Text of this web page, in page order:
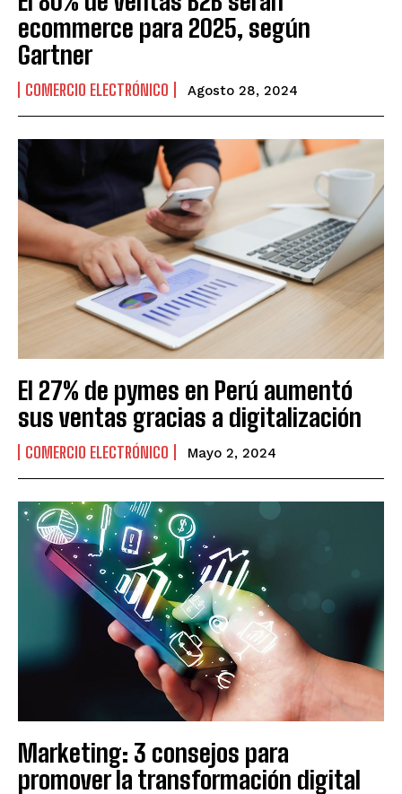
ecommerce para 2025, según
Gartner
COMERCIO ELECTRÓNICO Agosto 28, 2024
El 27% de pymes en Perú aumentó
sus ventas gracias a digitalización
COMERCIO ELECTRÓNICO Mayo 2, 2024
Marketing: 3 consejos para
promover la transformación digital